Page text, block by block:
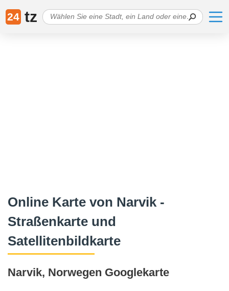
24 tz
Online Karte von Narvik -
Straßenkarte und
Satellitenbildkarte
Narvik, Norwegen Googlekarte